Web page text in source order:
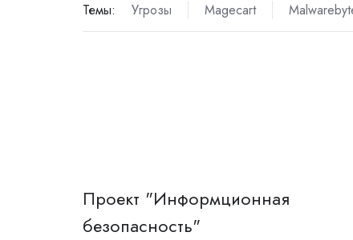
Темы: Угрозы Magecart
Проект "Информционная
безопасность"